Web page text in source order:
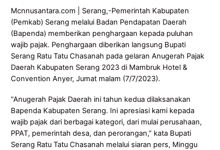
Mcnnusantara.com | Serang,-Pemerintah Kabupaten
(Pemkab) Serang melalui Badan Pendapatan Daerah
(Bapenda) memberikan penghargaan kepada puluhan
wajib pajak. Penghargaan diberikan langsung Bupati
Serang Ratu Tatu Chasanah pada gelaran Anugerah Pajak
Daerah Kabupaten Serang 2023 di Mambruk Hotel &
Convention Anyer, Jumat malam (7/7/2023).
“Anugerah Pajak Daerah ini tahun kedua dilaksanakan
Bapenda Kabupaten Serang. Ini apresiasi kami kepada
wajib pajak dari berbagai kategori, dari mulai perusahaan,
PPAT, pemerintah desa, dan perorangan,” kata Bupati
Serang Ratu Tatu Chasanah melalui siaran pers, Minggu